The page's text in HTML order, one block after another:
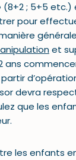
(8+2 ; 5+5
pour
et
ans
devra
que les
les enfants